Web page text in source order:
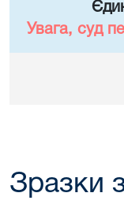
Увага, суд
Зразки